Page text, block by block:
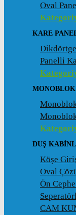
Oval
KARE
Panelli
DUŞ
Köşe
Oval
Ön
CAM